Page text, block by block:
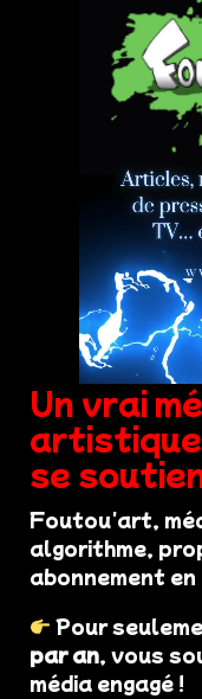
Un vrai
se
Foutou'art,
algorithme,
abonnement en
Pour
par an, vous
média engagé !